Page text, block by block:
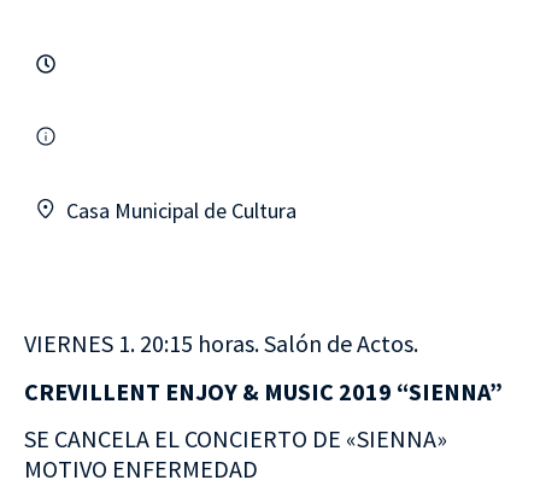
Casa Municipal de Cultura
VIERNES 1. 20:15 horas. Salón de Actos.
CREVILLENT ENJOY & MUSIC 2019 “SIENNA”
SE CANCELA EL CONCIERTO DE «SIENNA»
MOTIVO ENFERMEDAD